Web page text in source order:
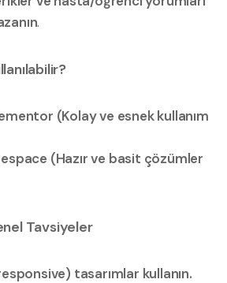
.
(Kolay ve esnek kullanım
(Hazır ve basit çözümler
Tavsiyeler
tasarımlar kullanın.